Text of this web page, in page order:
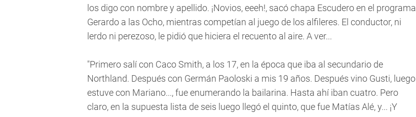
los digo con nombre y apellido. ¡Novios, eeeh!, sacó chapa Escudero en el programa
Gerardo a las Ocho, mientras competían al juego de los alfileres. El conductor, ni
lerdo ni perezoso, le pidió que hiciera el recuento al aire. A ver...
"Primero salí con Caco Smith, a los 17, en la época que iba al secundario de
Northland. Después con Germán Paoloski a mis 19 años. Después vino Gusti, luego
estuve con Mariano..., fue enumerando la bailarina. Hasta ahí iban cuatro. Pero
claro, en la supuesta lista de seis luego llegó el quinto, que fue Matías Alé, y... ¡Y